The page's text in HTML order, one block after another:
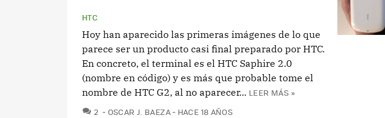
HTC
Hoy han aparecido las primeras imágenes de lo que
parece ser un producto casi final preparado por HTC.
En concreto, el terminal es el HTC Saphire 2.0
(nombre en código) y es más que probable tome el
nombre de HTC G2, al no aparecer... LEER MÁS »
2 COMENTARIOS
OSCAR J. BAEZA HACE 18 AÑOS